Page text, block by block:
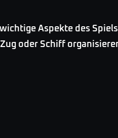
Aspekte des
oder Schiff